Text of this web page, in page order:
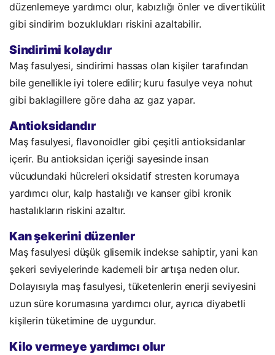
düzenlemeye yardımcı olur, kabızlığı önler ve divertikülit
gibi sindirim bozuklukları riskini azaltabilir.
Sindirimi kolaydır
Maş fasulyesi, sindirimi hassas olan kişiler tarafından
bile genellikle iyi tolere edilir; kuru fasulye veya nohut
gibi baklagillere göre daha az gaz yapar.
Antioksidandır
Maş fasulyesi, flavonoidler gibi çeşitli antioksidanlar
içerir. Bu antioksidan içeriği sayesinde insan
vücudundaki hücreleri oksidatif stresten korumaya
yardımcı olur, kalp hastalığı ve kanser gibi kronik
hastalıkların riskini azaltır.
Kan şekerini düzenler
Maş fasulyesi düşük glisemik indekse sahiptir, yani kan
şekeri seviyelerinde kademeli bir artışa neden olur.
Dolayısıyla maş fasulyesi, tüketenlerin enerji seviyesini
uzun süre korumasına yardımcı olur, ayrıca diyabetli
kişilerin tüketimine de uygundur.
Kilo vermeye yardımcı olur